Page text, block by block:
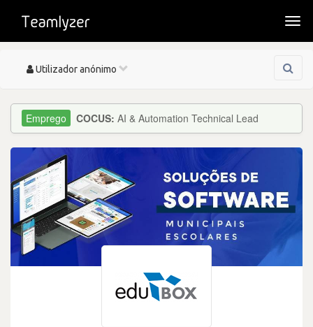
Toggle
Utilizador anónimo
COCUS: AI & Automation Technical Lead